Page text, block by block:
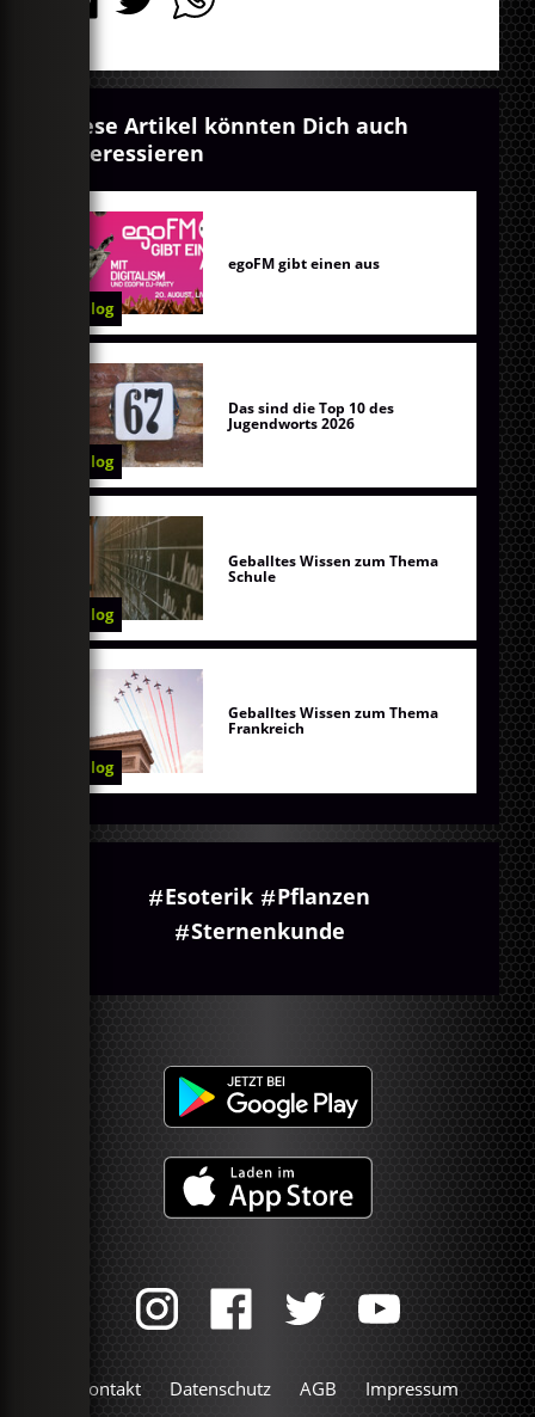
Diese Artikel könnten Dich auch
interessieren
Blog
egoFM gibt einen aus
Blog
Das sind die Top 10 des
Jugendworts 2026
Blog
Geballtes Wissen zum Thema
Schule
Blog
Geballtes Wissen zum Thema
Frankreich
Esoterik
Pflanzen
Sternenkunde
Kontakt Datenschutz AGB Impressum